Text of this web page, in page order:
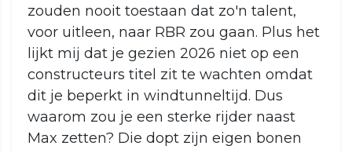
zouden nooit toestaan dat zo'n talent,
voor uitleen, naar RBR zou gaan. Plus het
lijkt mij dat je gezien 2026 niet op een
constructeurs titel zit te wachten omdat
dit je beperkt in windtunneltijd. Dus
waarom zou je een sterke rijder naast
Max zetten? Die dopt zijn eigen bonen